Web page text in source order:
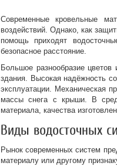
Современные кровельные
воздействий. Однако, как
помощь приходят
безопасное расстояние.
Большое разнообразие цветов
здания. Высокая надёжность
эксплуатации. Механическая
массы снега с крыши. В
материала, качества
Виды водосточных
Рынок современных систем
материалу или другому